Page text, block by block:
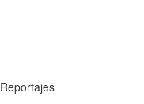
Reportajes